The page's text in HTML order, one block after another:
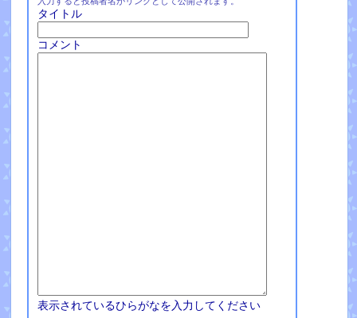
タイトル
コメント
表示されているひらがなを入力してください